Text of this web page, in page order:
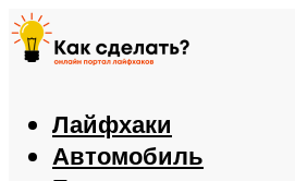
Лайфхаки
Автомобиль